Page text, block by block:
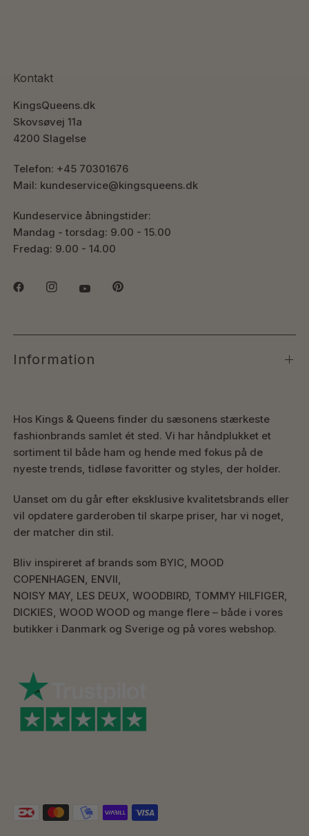
Kontakt
KingsQueens.dk
Skovsøvej 11a
4200 Slagelse
Telefon: +45 70301676
Mail: kundeservice@kingsqueens.dk
Kundeservice åbningstider:
Mandag - torsdag: 9.00 - 15.00
Fredag: 9.00 - 14.00
Information
Hos Kings & Queens finder du sæsonens stærkeste
fashionbrands samlet ét sted. Vi har håndplukket et
sortiment til både ham og hende med fokus på de
nyeste trends, tidløse favoritter og styles, der holder.
Uanset om du går efter eksklusive kvalitetsbrands eller
vil opdatere garderoben til skarpe priser, har vi noget,
der matcher din stil.
Bliv inspireret af brands som BYIC, MOOD
COPENHAGEN, ENVII,
NOISY MAY, LES DEUX, WOODBIRD, TOMMY HILFIGER,
DICKIES, WOOD WOOD og mange flere – både i vores
butikker i Danmark og Sverige og på vores webshop.